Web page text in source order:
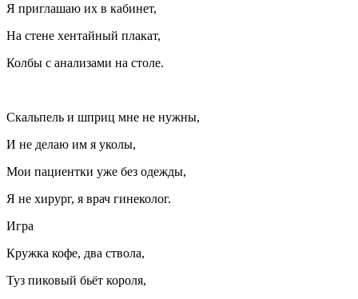
Я приглашаю их в кабинет,
На стене хентайный плакат,
Колбы с анализами на столе.
Скальпель и шприц мне не нужны,
И не делаю им я уколы,
Мои пациентки уже без одежды,
Я не хирург, я врач гинеколог.
Игра
Кружка кофе, два ствола,
Туз пиковый бьёт короля,